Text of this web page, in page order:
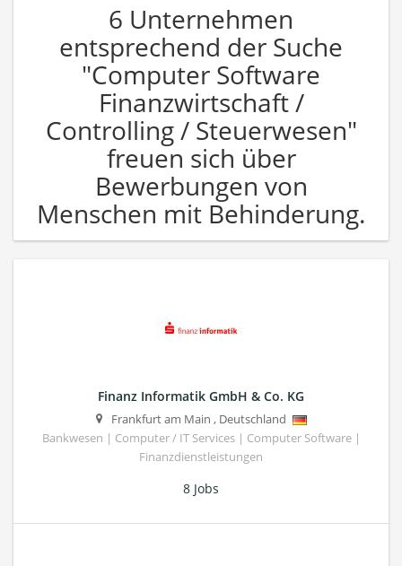
6 Unternehmen
entsprechend der Suche
"Computer Software
Finanzwirtschaft /
Controlling / Steuerwesen"
freuen sich über
Bewerbungen von
Menschen mit Behinderung.
Finanz Informatik GmbH & Co. KG
Frankfurt am Main , Deutschland
Bankwesen | Computer / IT Services | Computer Software |
Finanzdienstleistungen
8 Jobs